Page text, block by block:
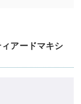
アードマキシ